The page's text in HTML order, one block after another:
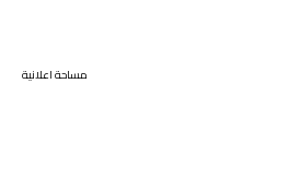
مساحة اعلانية